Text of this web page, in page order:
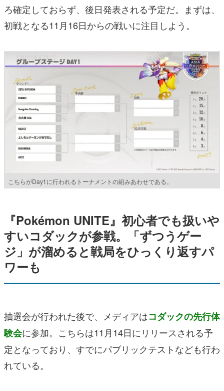
ろ確定しておらず、後日発表される予定だ。まずは、
初戦となる11月16日からの戦いに注目しよう。
こちらがDay1に行われるトーナメントの組みあわせである。
『Pokémon UNITE』初心者でも扱いや
すいコダックが参戦。「ずつうゲー
ジ」が溜めると戦局をひっくり返すパ
ワーも
抽選会が行われた後で、メディアはコダックの先行体
験会に参加。こちらは11月14日にリリースされる予
定となっており、すでにパブリックテストなども行わ
れている。